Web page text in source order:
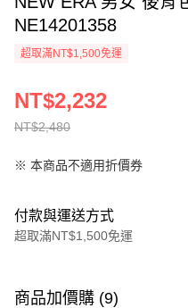
NE14201358
超取滿NT$1,500免運
NT$2,480
NT$2,232
※ 本商品不適用折價券
付款與運送方式
超取滿NT$1,500免運
信用卡一次付款
商品加價購 (9)